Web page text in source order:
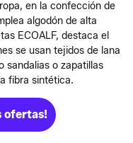
en la confección de
algodón de alta
ECOALF, destaca el
se usan tejidos de lana
sandalias o zapatillas
fibra sintética.
ofertas!